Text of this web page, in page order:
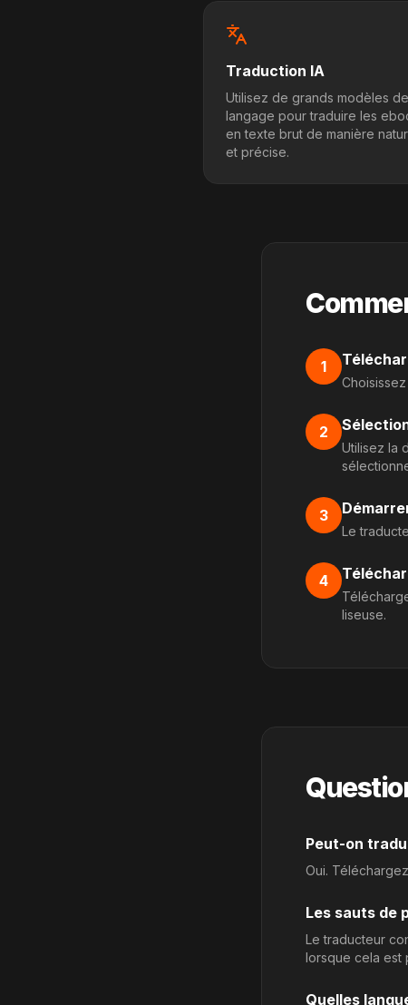
Traduction IA
Utilisez de grands modèles de
langage pour traduire les
en texte brut de manière
et précise.
1
2
Utilisez la
3
Le
4
liseuse.
Peut-on
Oui.
Les sauts de
Le traducteur
lorsque cela est
Quelles